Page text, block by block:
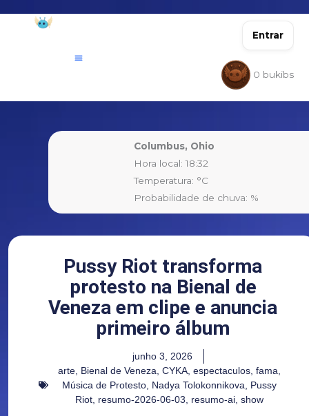
Entrar
0 bukibs
Columbus, Ohio
Hora local: 18:32
Temperatura: °C
Probabilidade de chuva: %
Pussy Riot transforma
protesto na Bienal de
Veneza em clipe e anuncia
primeiro álbum
junho 3, 2026
arte Bienal de Veneza CYKA espectaculos fama
Música de Protesto Nadya Tolokonnikova
Pussy
Riot resumo-2026-06-03 resumo-ai show